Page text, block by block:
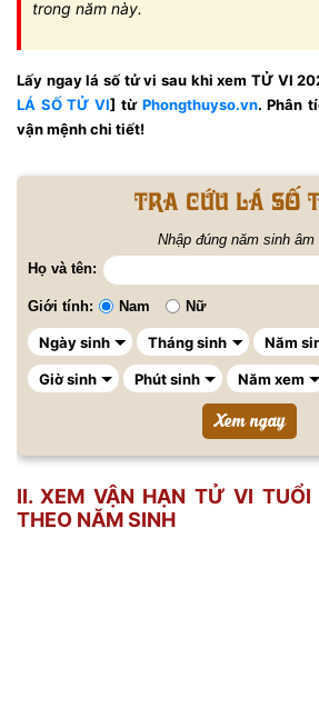
trong năm này.
Lấy ngay lá số tử vi sau khi xem TỬ VI
LÁ SỐ TỬ VI] từ Phongthuyso.vn. Phân
vận mệnh chi tiết!
Tra cứu lá số
Nhập đúng năm sinh âm
Họ và tên:
Giới tính: Nam Nữ
II. XEM VẬN HẠN TỬ VI
THEO NĂM SINH